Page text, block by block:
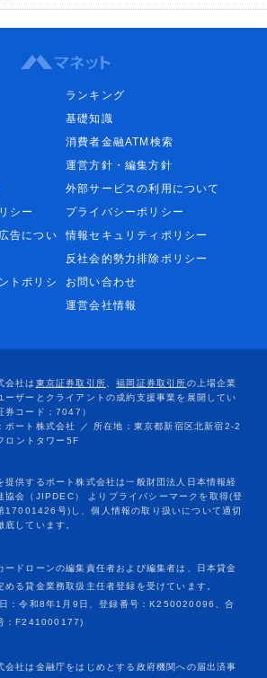
ランキング
基礎知識
消費者金融ATM検索
運営方針・編集方針
外部サービスの利用について
シー
プライバシーポリシー
告につい
情報セキュリティポリシー
反社会的勢力排除ポリシー
トポリシ
お問い合わせ
運営会社情報
ードローンの編集責任者および編集者は、日本貸金
める貸金業務取扱主任者登録を受けています。
：令和8年1月9日、登録番号：K250020096、合
：F241000177)
会社は金融庁をはじめとする政府機関への届出済事